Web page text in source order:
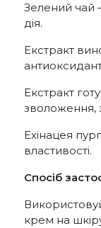
Зелений чай
дія.
Екстракт
Екстракт
зволоження,
Ехінацея
властивості.
Спосіб
крем на